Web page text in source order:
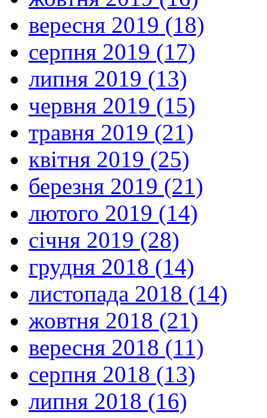
вересня 2019 (18)
серпня 2019 (17)
липня 2019 (13)
червня 2019 (15)
травня 2019 (21)
квітня 2019 (25)
березня 2019 (21)
лютого 2019 (14)
січня 2019 (28)
грудня 2018 (14)
листопада 2018 (14)
жовтня 2018 (21)
вересня 2018 (11)
серпня 2018 (13)
липня 2018 (16)